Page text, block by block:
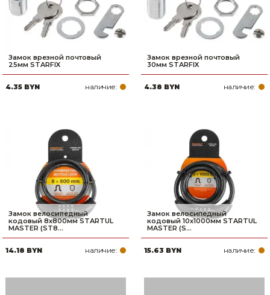
Замок врезной почтовый
25мм STARFIX
4.35 BYN наличие:
Замок врезной почтовый
30мм STARFIX
4.38 BYN наличие:
Замок велосипедный
кодовый 8х800мм STARTUL
MASTER (ST8...
14.18 BYN наличие:
Замок велосипедный
кодовый 10х1000мм STARTUL
MASTER (S...
15.63 BYN наличие: